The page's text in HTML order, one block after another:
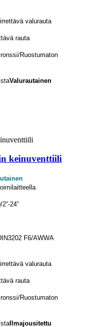
valurauta
rauta
Ruostumaton
Valurautainen
keinuventtiili
24”
F6/AWWA
valurauta
rauta
Ruostumaton
Ilmajousitettu